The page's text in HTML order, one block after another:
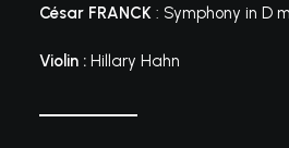
César FRANCK : Symphony in D
Violin : Hillary Hahn